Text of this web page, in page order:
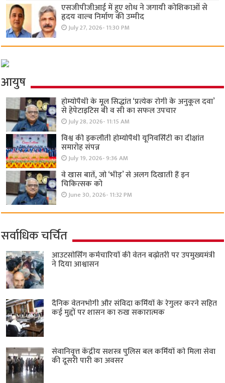
एसजीपीजीआई में हुए शोध ने जगायी कोशिकाओं से
हृदय वाल्व निर्माण की उम्मीद
July 27, 2026- 11:30 PM
आयुष
होम्योपैथी के मूल सिद्धांत ‘प्रत्येक रोगी केे अनुकूल दवा’
से हेपेटाइटिस बी व सी का सफल उपचार
July 28, 2026- 11:15 AM
विश्व की इकलौती होम्योपैथी यूनिवर्सिटी का दीक्षांत
समारोह संपन्न
July 19, 2026- 9:36 AM
वे खास बातें, जो ‘भीड़’ से अलग दिखाती हैं इन
चिकित्सक को
June 30, 2026- 11:32 PM
सर्वाधिक चर्चित
आउटसोर्सिंग कर्मचारियों की वेतन बढ़ोतरी पर उपमुख्यमंत्री
ने दिया आश्वासन
दैनिक वेतनभोगी और संविदा कर्मियों के रेगुलर करने सहित
कई मुद्दों पर शासन का रुख सकारात्मक
सेवानिवृत्त केंद्रीय सशस्त्र पुलिस बल ​कर्मियों को मिला सेवा
की दूसरी पारी का अवसर